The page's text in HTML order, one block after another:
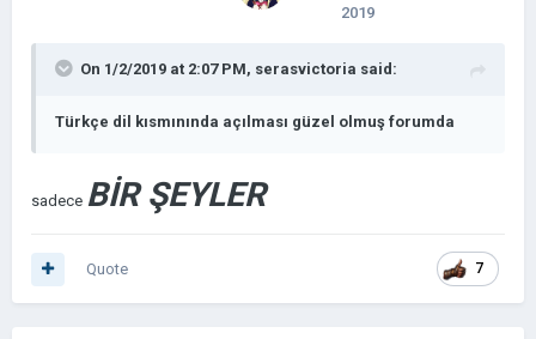
2019
On 1/2/2019 at 2:07 PM, serasvictoria said:
Türkçe dil kısmınında açılması güzel olmuş forumda
sadece BİR ŞEYLER
7
Quote